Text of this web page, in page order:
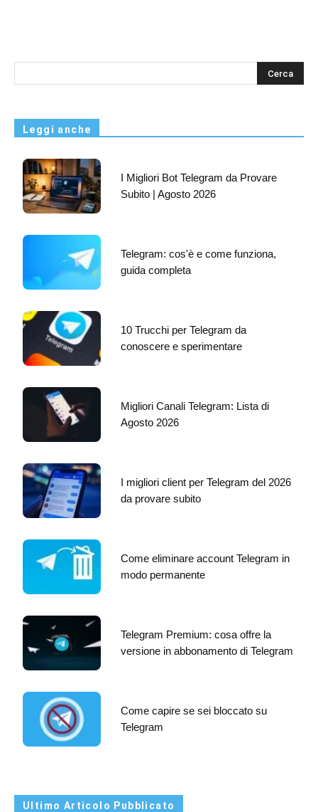
s
Leggi anche
I Migliori Bot Telegram da Provare
Subito | Agosto 2026
Telegram: cos'è e come funziona,
guida completa
10 Trucchi per Telegram da
conoscere e sperimentare
Migliori Canali Telegram: Lista di
Agosto 2026
I migliori client per Telegram del 2026
da provare subito
Come eliminare account Telegram in
modo permanente
Telegram Premium: cosa offre la
versione in abbonamento di Telegram
Come capire se sei bloccato su
Telegram
Ultimo Articolo Pubblicato